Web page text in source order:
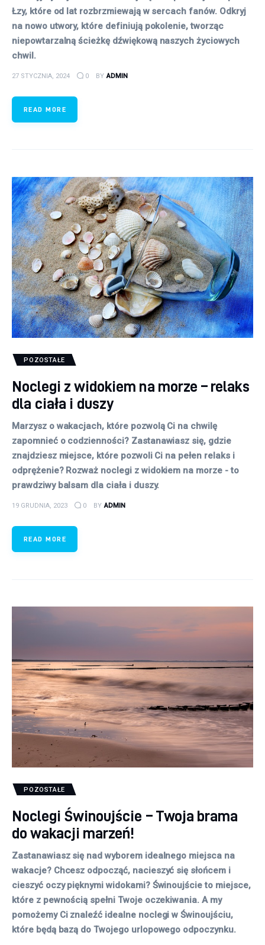
Łzy, które od lat rozbrzmiewają w sercach fanów. Odkryj
na nowo utwory, które definiują pokolenie, tworząc
niepowtarzalną ścieżkę dźwiękową naszych życiowych
chwil.
27 STYCZNIA, 2024 0 BY ADMIN
READ MORE
POZOSTAŁE
Noclegi z widokiem na morze – relaks
dla ciała i duszy
Marzysz o wakacjach, które pozwolą Ci na chwilę
zapomnieć o codzienności? Zastanawiasz się, gdzie
znajdziesz miejsce, które pozwoli Ci na pełen relaks i
odprężenie? Rozważ noclegi z widokiem na morze - to
prawdziwy balsam dla ciała i duszy.
19 GRUDNIA, 2023 0 BY ADMIN
READ MORE
POZOSTAŁE
Noclegi Świnoujście – Twoja brama
do wakacji marzeń!
Zastanawiasz się nad wyborem idealnego miejsca na
wakacje? Chcesz odpocząć, nacieszyć się słońcem i
cieszyć oczy pięknymi widokami? Świnoujście to miejsce,
które z pewnością spełni Twoje oczekiwania. A my
pomożemy Ci znaleźć idealne noclegi w Świnoujściu,
które będą bazą do Twojego urlopowego odpoczynku.